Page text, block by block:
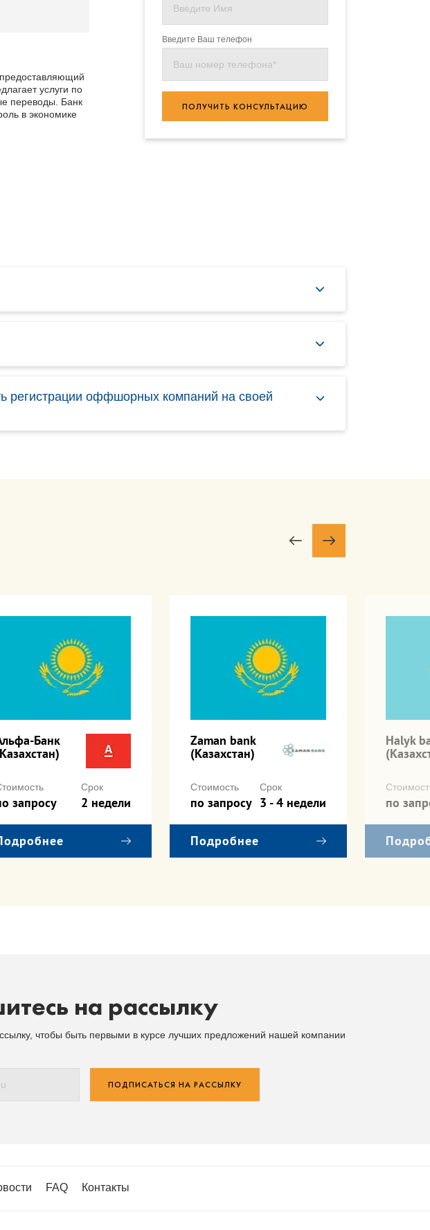
услуги по
переводы. Банк
в экономике
Введите Ваш телефон
ПОЛУЧИТЬ КОНСУЛЬТАЦИЮ
регистрации оффшорных компаний на своей
Банк
запросу
Срок
2 недели
Zaman bank
(Казахстан)
Стоимость
по запросу
Срок
3 - 4 недели
Подробнее
Halyk
по
на рассылку
чтобы быть первыми в курсе лучших предложений нашей компании
ПОДПИСАТЬСЯ НА РАССЫЛКУ
FAQ Контакты